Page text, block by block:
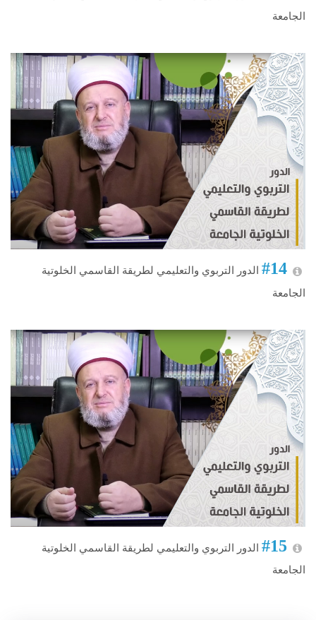
الجامعة
#14 الدور التربوي والتعليمي لطريقة القاسمي الخلوتية
الجامعة
#15 الدور التربوي والتعليمي لطريقة القاسمي الخلوتية
الجامعة